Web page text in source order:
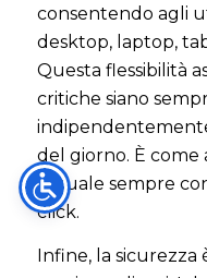
consentendo agli
desktop, laptop,
Questa flessibilità
critiche siano
del giorno. È
virtuale sempre
click.
Infine, la sicurezza